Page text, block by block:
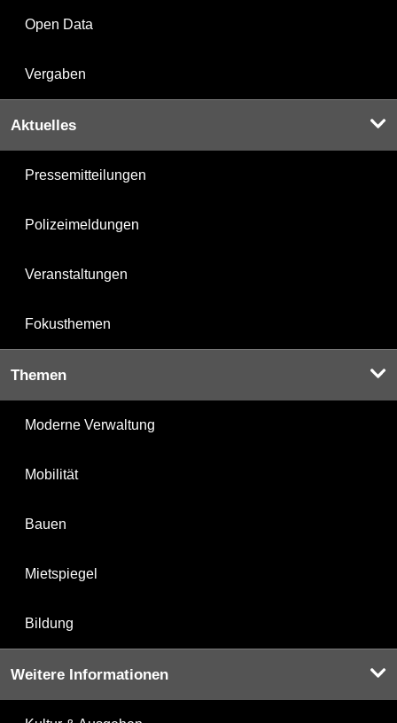
Open Data
Vergaben
Aktuelles
Pressemitteilungen
Polizeimeldungen
Veranstaltungen
Fokusthemen
Themen
Moderne Verwaltung
Mobilität
Bauen
Mietspiegel
Bildung
Weitere Informationen